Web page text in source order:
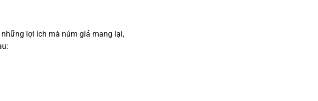
lợi ích mà núm giả mang lại,